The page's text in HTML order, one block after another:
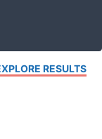
RESULTS